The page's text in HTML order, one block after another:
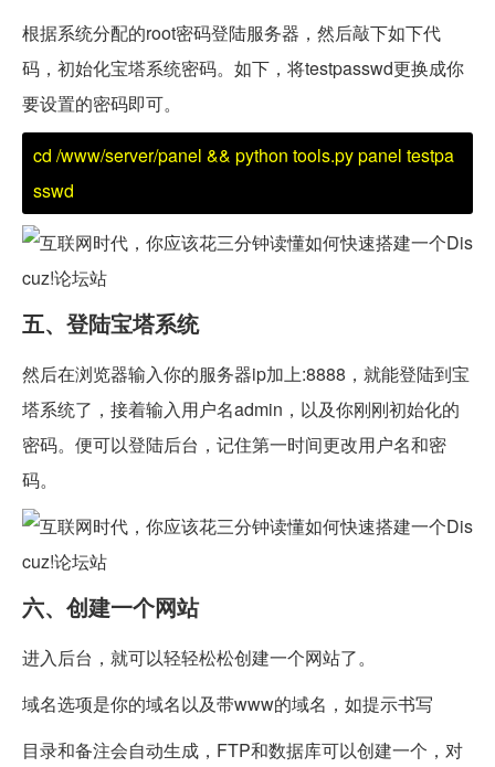
根据系统分配的root密码登陆服务器，然后敲下如下代
码，初始化宝塔系统密码。如下，将testpasswd更换成你
要设置的密码即可。
cd /www/server/panel && python tools.py panel testpa
sswd
五、登陆宝塔系统
然后在浏览器输入你的服务器ip加上:8888，就能登陆到宝
塔系统了，接着输入用户名admin，以及你刚刚初始化的
密码。便可以登陆后台，记住第一时间更改用户名和密
码。
六、创建一个网站
进入后台，就可以轻轻松松创建一个网站了。
域名选项是你的域名以及带www的域名，如提示书写
目录和备注会自动生成，FTP和数据库可以创建一个，对